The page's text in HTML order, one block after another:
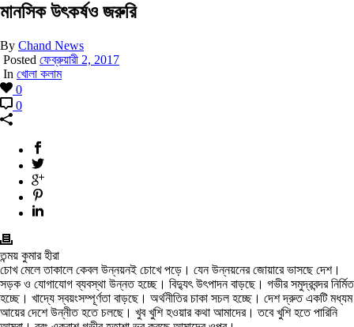
মানসিক উৎকর্ষও জরুরি
By Chand News
Posted ফেব্রুয়ারী 2, 2017
In খোলা কলাম
0
0
তন্ময় কুমার হীরা
চোখ মেলে তাকালে কেবল উন্নয়নই চোখে পড়ে। যেন উন্নয়নের জোয়ারে ভাসছে দেশ।
সড়ক ও যোগাযোগ ব্যবস্থা উন্নত হচ্ছে। বিদ্যুৎ উৎপাদন বাড়ছে। গভীর সমুদ্রবন্দর নির্মিত
হচ্ছে। খাদ্যে স্বয়ংসম্পূর্ণতা বাড়ছে। অর্থনীতির চাকা সচল হচ্ছে। দেশ দ্রুত একটি মধ্যম
আয়ের দেশে উন্নীত হতে চলছে। খুব খুশি হওয়ার কথা আমাদের। তবে খুশি হতে পারিনি